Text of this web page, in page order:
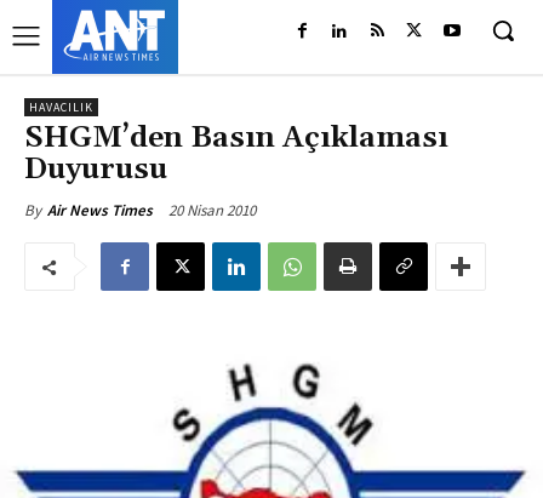
HAVACILIK
SHGM’den Basın Açıklaması
Duyurusu
By Air News Times 20 Nisan 2010